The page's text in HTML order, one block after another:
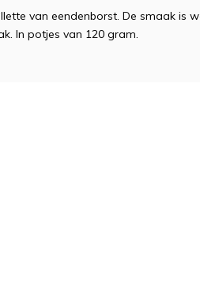
van eendenborst. De smaak is
In potjes van 120 gram.